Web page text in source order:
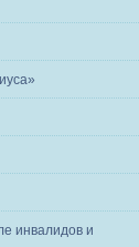
инвалидов и